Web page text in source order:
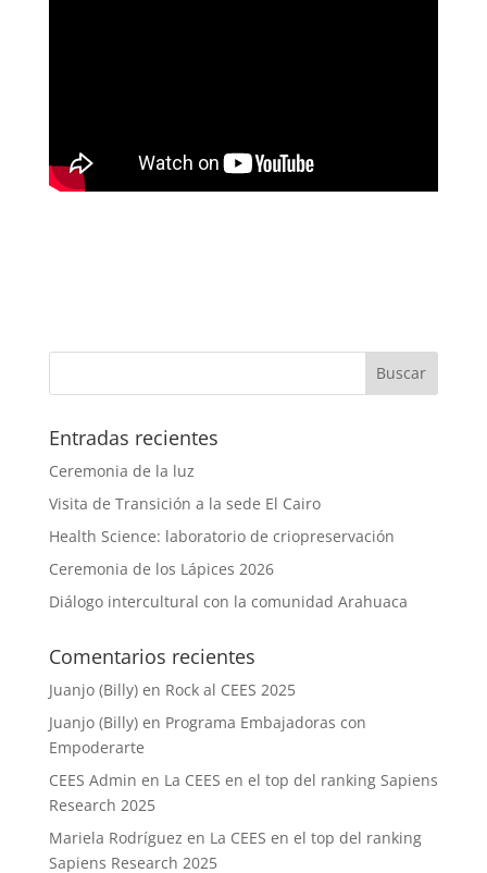
Entradas recientes
Ceremonia de la luz
Visita de Transición a la sede El Cairo
Health Science: laboratorio de criopreservación
Ceremonia de los Lápices 2026
Diálogo intercultural con la comunidad Arahuaca
Comentarios recientes
Juanjo (Billy)en Rock al CEES 2025
Juanjo (Billy)en Programa Embajadoras con
Empoderarte
CEES Admin en La CEES en el top del ranking Sapiens
Research 2025
Mariela Rodríguez en La CEES en el top del ranking
Sapiens Research 2025